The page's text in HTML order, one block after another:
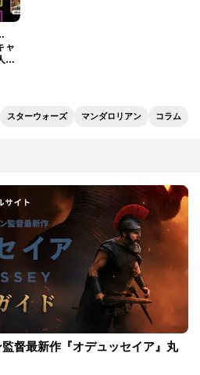
ャ
物
スターウォーズ マンダロリアン コラム
督最新作『オデュッセイア』丸